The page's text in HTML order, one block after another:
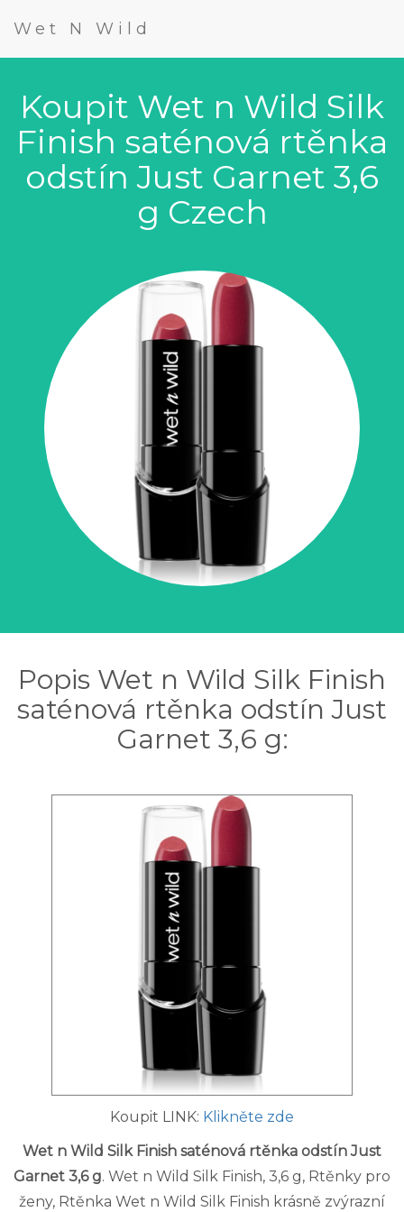
Wet N Wild
Koupit Wet n Wild Silk
Finish saténová rtěnka
odstín Just Garnet 3,6
g Czech
Popis Wet n Wild Silk Finish
saténová rtěnka odstín Just
Garnet 3,6 g:
Koupit LINK: Klikněte zde
Wet n Wild Silk Finish saténová rtěnka odstín Just
Garnet 3,6 g. Wet n Wild Silk Finish, 3,6 g, Rtěnky pro
ženy, Rtěnka Wet n Wild Silk Finish krásně zvýrazní